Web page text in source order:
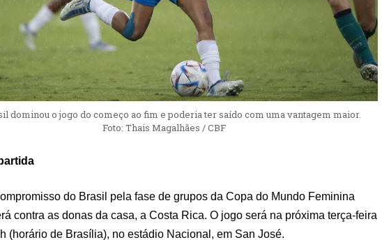
dominou o jogo do começo ao fim e poderia ter saído com uma vantagem maior.
Foto: Thais Magalhães / CBF
do Brasil pela fase de grupos da Copa do Mundo Feminina
contra as donas da casa, a Costa Rica. O jogo será na próxima terça-feira
(horário de Brasília), no estádio Nacional, em San José.